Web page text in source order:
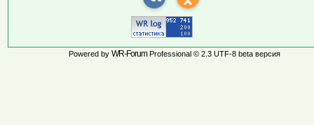
Powered by WR-ForumProfessional © 2.3 UTF-8 beta версия